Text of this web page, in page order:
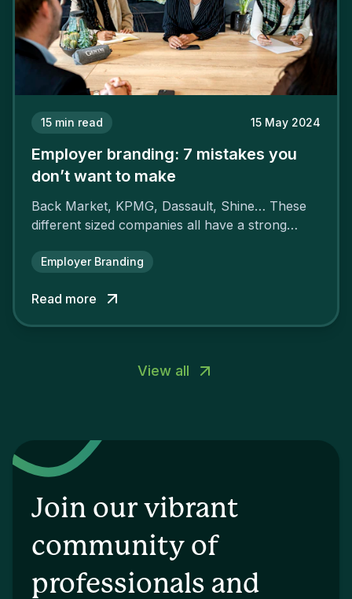
15 min read 15 May 2024
Employer branding: 7 mistakes you
don’t want to make
Back Market, KPMG, Dassault, Shine… These
different sized companies all have a strong
attractiveness and loyalty and makes their
Employer Branding
Read more
View all
Join our vibrant
community of
professionals and